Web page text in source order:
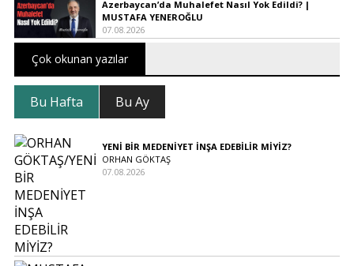
Azerbaycan’da Muhalefet Nasıl Yok Edildi? |
MUSTAFA YENEROĞLU
07.08.2026
Çok okunan yazılar
Bu Hafta Bu Ay
YENİ BİR MEDENİYET İNŞA EDEBİLİR MİYİZ?
ORHAN GÖKTAŞ
07.08.2026